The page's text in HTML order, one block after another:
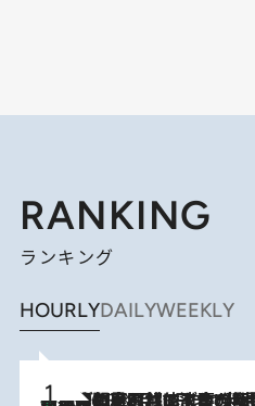
RANKING
ランキング
HOURLYDAILYWEEKLY
2026.8.8
「最後に見られてよかった」上野動物園の東園パンダ舎が解体前に特別公開。8月16日まで延長されたパネル展と共に辿る“半世紀”のパンダ飼育《解体工事の図面あり》